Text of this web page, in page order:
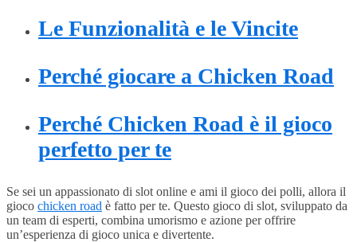
Le Funzionalità e le Vincite
Perché giocare a Chicken Road
Perché Chicken Road è il gioco
perfetto per te
Se sei un appassionato di slot online e ami il gioco dei polli, allora il
gioco chicken road è fatto per te. Questo gioco di slot, sviluppato da
un team di esperti, combina umorismo e azione per offrire
un’esperienza di gioco unica e divertente.